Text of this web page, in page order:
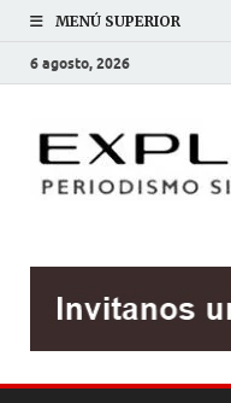
MENÚ SUPERIOR
6 agosto, 2026